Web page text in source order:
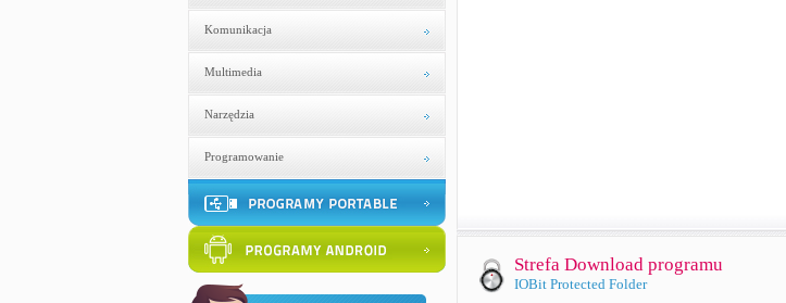
Komunikacja
Multimedia
Narzędzia
Programowanie
Strefa Download programu
IOBit Protected Folder